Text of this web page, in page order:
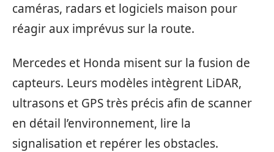
caméras, radars et logiciels maison pour
réagir aux imprévus sur la route.
Mercedes et Honda misent sur la fusion de
capteurs. Leurs modèles intègrent LiDAR,
ultrasons et GPS très précis afin de scanner
en détail l’environnement, lire la
signalisation et repérer les obstacles.